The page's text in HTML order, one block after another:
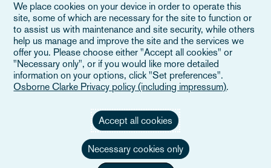
Legal Notice
When you read about Osborne Clarke on this site, we are either
referring to our international organisation, Osborne Clarke Verein
(OCV), or one of its member firms. OCV is a Swiss verein and
doesn’t provide services to clients. The OCV member firms are all
each other or OCV with regard to third parties. To find out more,
We place cookies on your device in order to operate this
site, some of which are necessary for the site to function or
to assist us with maintenance and site security, while others
help us manage and improve the site and the services we
offer you. Please choose either "Accept all cookies" or
"Necessary only", or if you would like more detailed
information on your options, click "Set preferences".
Osborne Clarke Privacy policy (including impressum).
Accept all cookies
Necessary cookies only